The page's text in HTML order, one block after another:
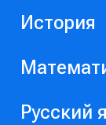
История
Русский